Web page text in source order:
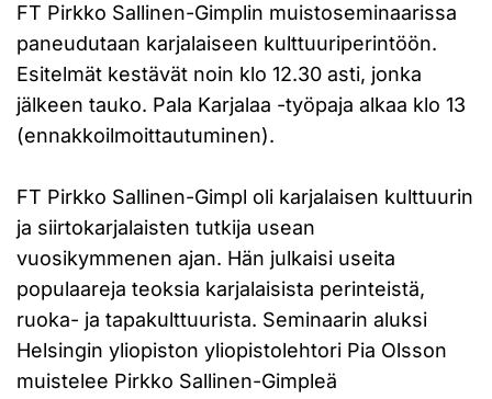
FT Pirkko Sallinen-Gimplin muistoseminaarissa
paneudutaan karjalaiseen kulttuuriperintöön.
Esitelmät kestävät noin klo 12.30 asti, jonka
jälkeen tauko. Pala Karjalaa -työpaja alkaa klo 13
(ennakkoilmoittautuminen).
FT Pirkko Sallinen-Gimpl oli karjalaisen kulttuurin
ja siirtokarjalaisten tutkija usean
vuosikymmenen ajan. Hän julkaisi useita
populaareja teoksia karjalaisista perinteistä,
ruoka- ja tapakulttuurista. Seminaarin aluksi
Helsingin yliopiston yliopistolehtori Pia Olsson
muistelee Pirkko Sallinen-Gimpleä